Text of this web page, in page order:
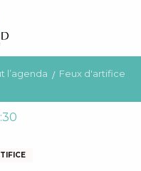
l’agenda Feux d'artifice